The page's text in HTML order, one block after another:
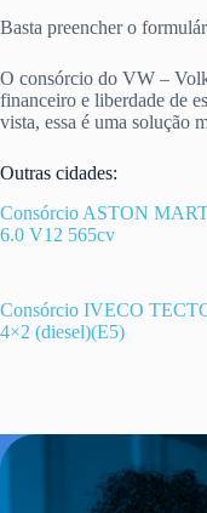
Basta preencher o
O consórcio do VW –
financeiro e liberdade de
vista, essa é uma solução
Outras cidades:
Consórcio ASTON
6.0 V12 565cv
Consórcio IVECO
4×2 (diesel)(E5)